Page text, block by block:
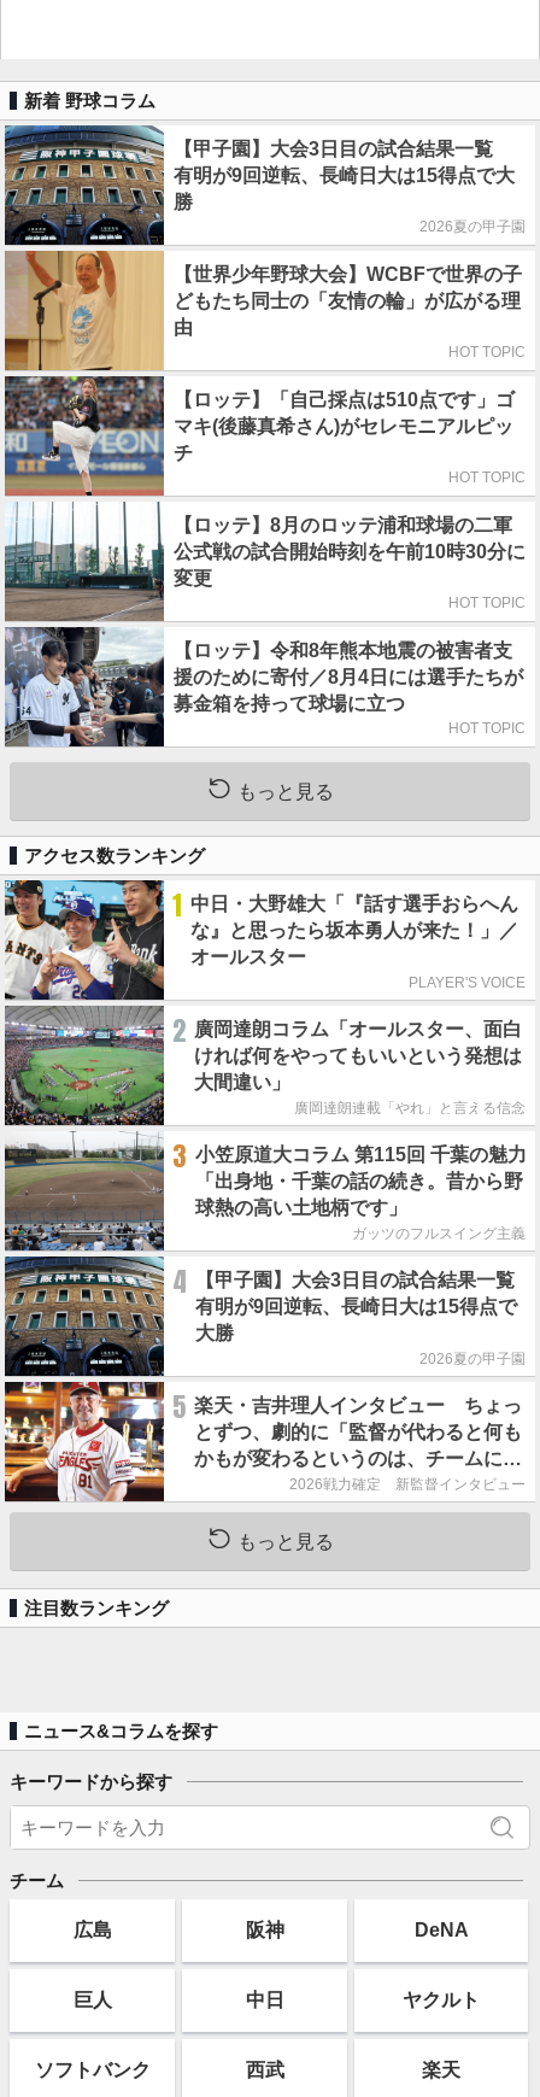
新着 野球コラム
【甲子園】大会3日目の試合結果一覧
有明が9回逆転、長崎日大は15得点で大
勝
2026夏の甲子園
【世界少年野球大会】WCBFで世界の子
どもたち同士の「友情の輪」が広がる理
由
HOT TOPIC
【ロッテ】「自己採点は510点です」ゴ
マキ(後藤真希さん)がセレモニアルピッ
チ
HOT TOPIC
【ロッテ】8月のロッテ浦和球場の二軍
公式戦の試合開始時刻を午前10時30分に
変更
HOT TOPIC
【ロッテ】令和8年熊本地震の被害者支
援のために寄付／8月4日には選手たちが
募金箱を持って球場に立つ
HOT TOPIC
もっと見る
アクセス数ランキング
1 中日・大野雄大「『話す選手おらへん
な』と思ったら坂本勇人が来た！」／
オールスター
PLAYER'S VOICE
2 廣岡達朗コラム「オールスター、面白
ければ何をやってもいいという発想は
大間違い」
廣岡達朗連載「やれ」と言える信念
3 小笠原道大コラム 第115回 千葉の魅力
「出身地・千葉の話の続き。昔から野
球熱の高い土地柄です」
ガッツのフルスイング主義
4
【甲子園】大会3日目の試合結果一覧
有明が9回逆転、長崎日大は15得点で
大勝
2026夏の甲子園
5 楽天・吉井理人インタビュー ちょっ
とずつ、劇的に「監督が代わると何も
かもが変わるというのは、チームにと
って良くないことなんです」
2026戦力確定 新監督インタビュー
もっと見る
注目数ランキング
ニュース&コラムを探す
キーワードから探す
チーム
広島 阪神 DeNA
巨人 中日 ヤクルト
ソフトバンク 西武 楽天